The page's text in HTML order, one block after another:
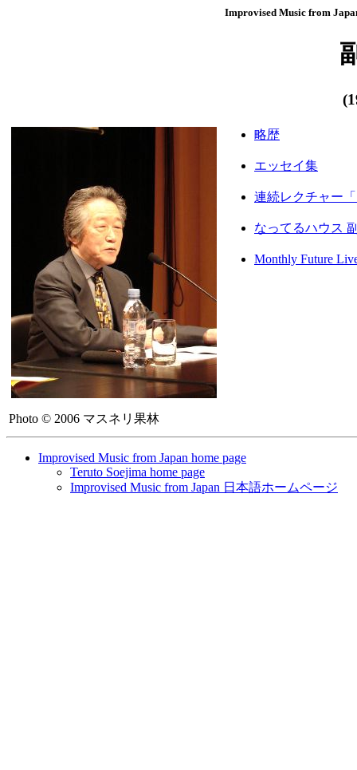
Improvised Music from
Photo © 2006 マスネリ果林
略歴
エッセイ集
連続レクチャー
なってるハウス
Monthly Future
Improvised Music from Japan home page
Teruto Soejima home page
Improvised Music from Japan 日本語ホームページ